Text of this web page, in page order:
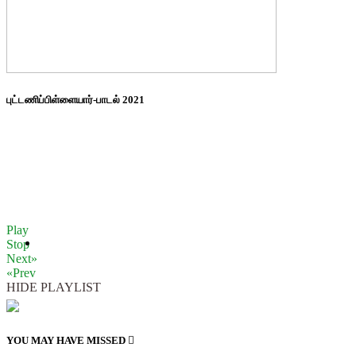
புட்டணிப்பிள்ளையார்-பாடல் 2021
Play
Stop
Next»
«Prev
HIDE PLAYLIST
YOU MAY HAVE MISSED